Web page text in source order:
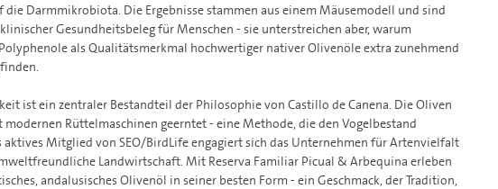
die Darmmikrobiota. Die Ergebnisse stammen aus einem Mäusemodell und sind
Gesundheitsbeleg für Menschen - sie unterstreichen aber, warum
als Qualitätsmerkmal hochwertiger nativer Olivenöle extra zunehmend
ist ein zentraler Bestandteil der Philosophie von Castillo de Canena. Die Oliven
Rüttelmaschinen geerntet - eine Methode, die den Vogelbestand
aktives Mitglied von SEO/BirdLife engagiert sich das Unternehmen für Artenvielfalt
Landwirtschaft. Mit Reserva Familiar Picual & Arbequina erleben
andalusisches Olivenöl in seiner besten Form - ein Geschmack, der Tradition,